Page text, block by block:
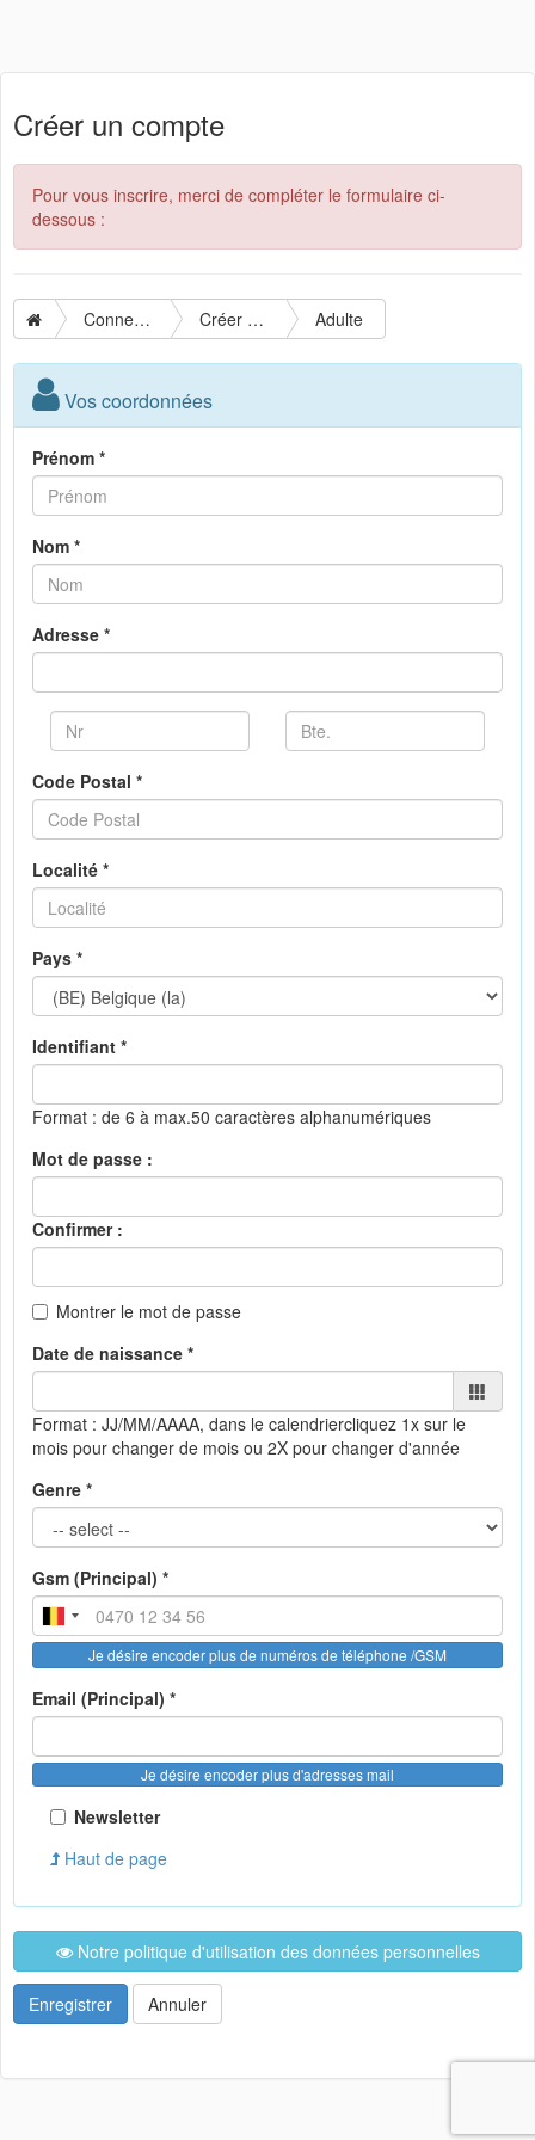
Créer un compte
Pour vous inscrire, merci de compléter le formulaire ci-
dessous :
Connexion Créer un compte Adulte
Vos coordonnées
Prénom *
Nom *
Adresse *
Code Postal *
Localité *
Pays *
Identifiant *
Format : de 6 à max.50 caractères alphanumériques
Mot de passe :
Confirmer :
Montrer le mot de passe
Date de naissance *
Format : JJ/MM/AAAA, dans le calendriercliquez 1x sur le
mois pour changer de mois ou 2X pour changer d'année
Genre *
Gsm (Principal) *
Je désire encoder plus de numéros de téléphone /GSM
Email (Principal) *
Je désire encoder plus d'adresses mail
Newsletter
Haut de page
Notre politique d'utilisation des données personnelles
Enregistrer Annuler